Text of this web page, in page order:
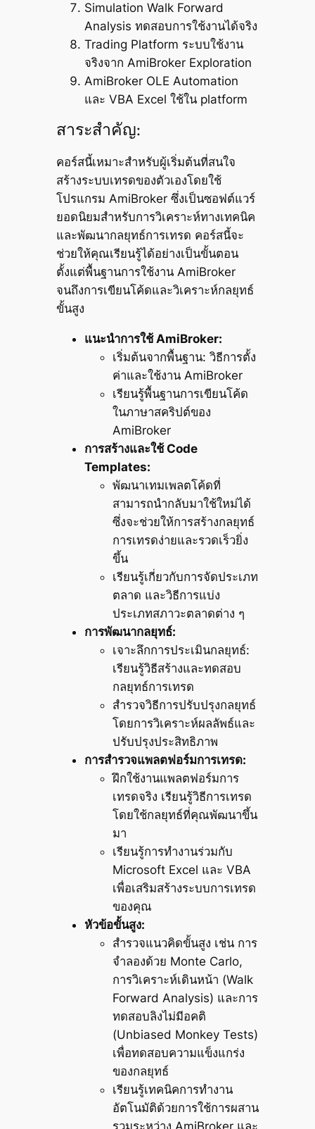
Simulation Walk Forward
Analysis ทดสอบการใช้งานได้จริง
Trading Platform ระบบใช้งาน
จริงจาก AmiBroker Exploration
AmiBroker OLE Automation
และ VBA Excel ใช้ใน platform
สาระสำคัญ:
คอร์สนี้เหมาะสำหรับผู้เริ่มต้นที่สนใจ
สร้างระบบเทรดของตัวเองโดยใช้
โปรแกรม AmiBroker ซึ่งเป็นซอฟต์แวร์
ยอดนิยมสำหรับการวิเคราะห์ทางเทคนิค
และพัฒนากลยุทธ์การเทรด คอร์สนี้จะ
ช่วยให้คุณเรียนรู้ได้อย่างเป็นขั้นตอน
ตั้งแต่พื้นฐานการใช้งาน AmiBroker
จนถึงการเขียนโค้ดและวิเคราะห์กลยุทธ์
ขั้นสูง
แนะนำการใช้ AmiBroker:
เริ่มต้นจากพื้นฐาน: วิธีการตั้ง
ค่าและใช้งาน AmiBroker
เรียนรู้พื้นฐานการเขียนโค้ด
ในภาษาสคริปต์ของ
AmiBroker
การสร้างและใช้ Code
Templates:
พัฒนาเทมเพลตโค้ดที่
สามารถนำกลับมาใช้ใหม่ได้
ซึ่งจะช่วยให้การสร้างกลยุทธ์
การเทรดง่ายและรวดเร็วยิ่ง
ขึ้น
เรียนรู้เกี่ยวกับการจัดประเภท
ตลาด และวิธีการแบ่ง
ประเภทสภาวะตลาดต่าง ๆ
การพัฒนากลยุทธ์:
เจาะลึกการประเมินกลยุทธ์:
เรียนรู้วิธีสร้างและทดสอบ
กลยุทธ์การเทรด
สำรวจวิธีการปรับปรุงกลยุทธ์
โดยการวิเคราะห์ผลลัพธ์และ
ปรับปรุงประสิทธิภาพ
การสำรวจแพลตฟอร์มการเทรด:
ฝึกใช้งานแพลตฟอร์มการ
เทรดจริง เรียนรู้วิธีการเทรด
โดยใช้กลยุทธ์ที่คุณพัฒนาขึ้น
มา
เรียนรู้การทำงานร่วมกับ
Microsoft Excel และ VBA
เพื่อเสริมสร้างระบบการเทรด
ของคุณ
หัวข้อขั้นสูง:
สำรวจแนวคิดขั้นสูง เช่น การ
จำลองด้วย Monte Carlo,
การวิเคราะห์เดินหน้า (Walk
Forward Analysis) และการ
ทดสอบลิงไม่มีอคติ
(Unbiased Monkey Tests)
เพื่อทดสอบความแข็งแกร่ง
ของกลยุทธ์
เรียนรู้เทคนิคการทำงาน
อัตโนมัติด้วยการใช้การผสาน
รวมระหว่าง AmiBroker และ